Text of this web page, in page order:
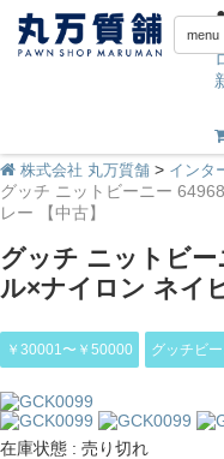
menu
株式会社 丸万質舗 > インタ
グッチ ニットビーニー
レー 【中古】
グッチ ニットビ
ル×ナイロン ネイ
￥30001〜￥50000 グッチビ
在庫状態 : 売り切れ